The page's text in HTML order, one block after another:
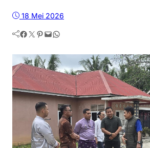
18 Mei 2026
Facebook Twitter Pinterest Mail WhatsApp